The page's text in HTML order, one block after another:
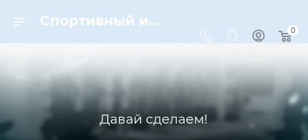
Спортивный инвентарь и оборудование для спорта в Москве | Dynamic-Sport
0
Давай сделаем!